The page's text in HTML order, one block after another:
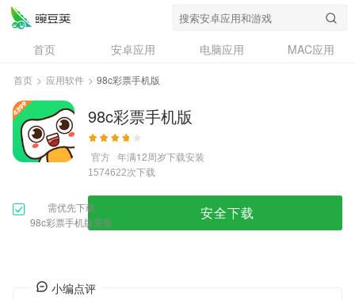
首页 安卓应用 电脑应用
MAC应用
资讯
专题
首页 > 应用软件 > 98c彩票手机版
98c彩票手机版
官方 年满12周岁下载安装
1574622次下载
需优先下载
98c彩票手机版安装
安全下载
小编点评